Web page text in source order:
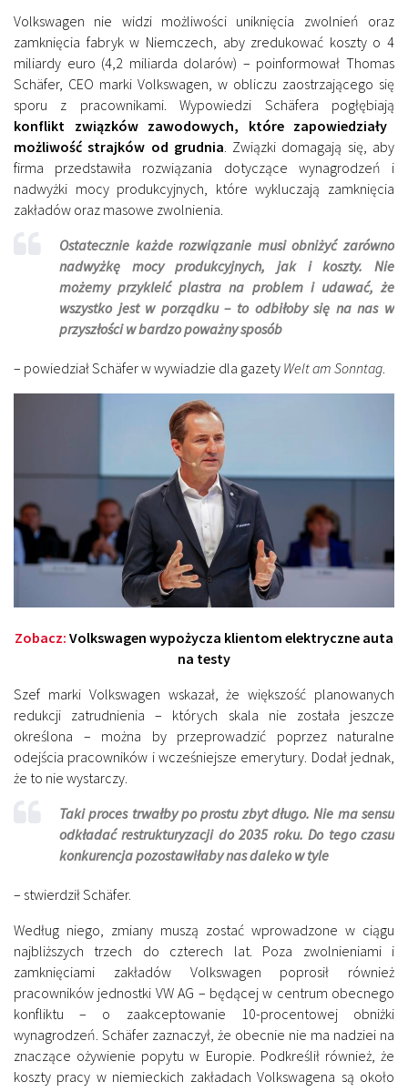
Volkswagen nie widzi możliwości uniknięcia zwolnień oraz
zamknięcia fabryk w Niemczech, aby zredukować koszty o 4
miliardy euro (4,2 miliarda dolarów) – poinformował Thomas
Schäfer, CEO marki Volkswagen, w obliczu zaostrzającego się
sporu z pracownikami. Wypowiedzi Schäfera pogłębiają
konflikt związków zawodowych, które zapowiedziały
możliwość strajków od grudnia. Związki domagają się, aby
firma przedstawiła rozwiązania dotyczące wynagrodzeń i
nadwyżki mocy produkcyjnych, które wykluczają zamknięcia
zakładów oraz masowe zwolnienia.
Ostatecznie każde rozwiązanie musi obniżyć zarówno
nadwyżkę mocy produkcyjnych, jak i koszty. Nie
możemy przykleić plastra na problem i udawać, że
wszystko jest w porządku – to odbiłoby się na nas w
przyszłości w bardzo poważny sposób
– powiedział Schäfer w wywiadzie dla gazety Welt am Sonntag.
Zobacz: Volkswagen wypożycza klientom elektryczne auta
na testy
Szef marki Volkswagen wskazał, że większość planowanych
redukcji zatrudnienia – których skala nie została jeszcze
określona – można by przeprowadzić poprzez naturalne
odejścia pracowników i wcześniejsze emerytury. Dodał jednak,
że to nie wystarczy.
Taki proces trwałby po prostu zbyt długo. Nie ma sensu
odkładać restrukturyzacji do 2035 roku. Do tego czasu
konkurencja pozostawiłaby nas daleko w tyle
– stwierdził Schäfer.
Według niego, zmiany muszą zostać wprowadzone w ciągu
najbliższych trzech do czterech lat. Poza zwolnieniami i
zamknięciami zakładów Volkswagen poprosił również
pracowników jednostki VW AG – będącej w centrum obecnego
konfliktu – o zaakceptowanie 10-procentowej obniżki
wynagrodzeń. Schäfer zaznaczył, że obecnie nie ma nadziei na
znaczące ożywienie popytu w Europie. Podkreślił również, że
koszty pracy w niemieckich zakładach Volkswagena są około